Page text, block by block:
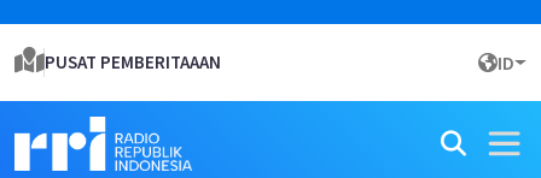
PUSAT PEMBERITAAAN ID